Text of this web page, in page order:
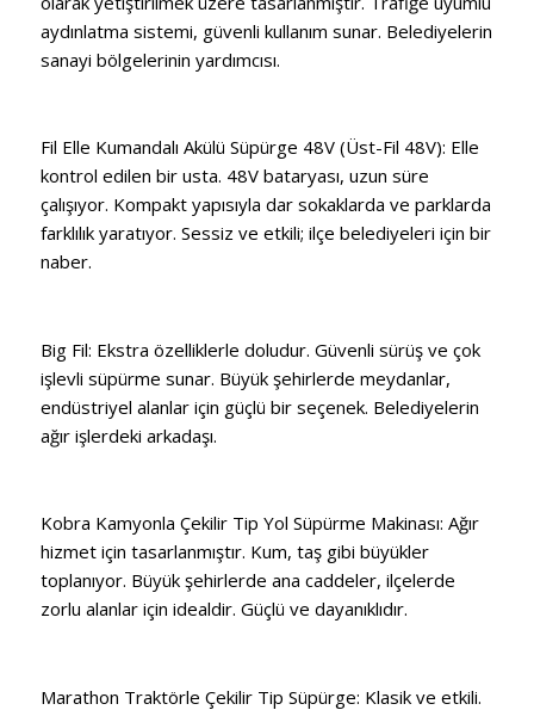
aydınlatma sistemi, güvenli kullanım sunar. Belediyelerin
sanayi bölgelerinin yardımcısı.
Fil Elle Kumandalı Akülü Süpürge 48V (Üst-Fil 48V): Elle
kontrol edilen bir usta. 48V bataryası, uzun süre
çalışıyor. Kompakt yapısıyla dar sokaklarda ve parklarda
farklılık yaratıyor. Sessiz ve etkili; ilçe belediyeleri için bir
naber.
Big Fil: Ekstra özelliklerle doludur. Güvenli sürüş ve çok
işlevli süpürme sunar. Büyük şehirlerde meydanlar,
endüstriyel alanlar için güçlü bir seçenek. Belediyelerin
ağır işlerdeki arkadaşı.
Kobra Kamyonla Çekilir Tip Yol Süpürme Makinası: Ağır
hizmet için tasarlanmıştır. Kum, taş gibi büyükler
toplanıyor. Büyük şehirlerde ana caddeler, ilçelerde
zorlu alanlar için idealdir. Güçlü ve dayanıklıdır.
Marathon Traktörle Çekilir Tip Süpürge: Klasik ve etkili.